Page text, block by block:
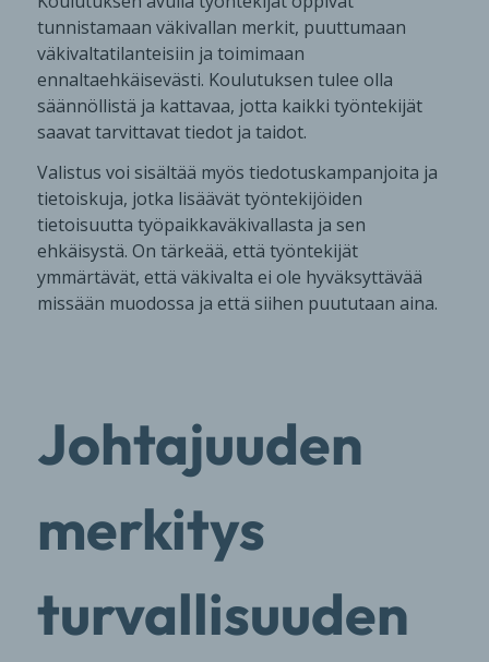
tunnistamaan väkivallan merkit, puuttumaan
väkivaltatilanteisiin ja toimimaan
ennaltaehkäisevästi. Koulutuksen tulee olla
säännöllistä ja kattavaa, jotta kaikki työntekijät
saavat tarvittavat tiedot ja taidot.
Valistus voi sisältää myös tiedotuskampanjoita ja
tietoiskuja, jotka lisäävät työntekijöiden
tietoisuutta työpaikkaväkivallasta ja sen
ehkäisystä. On tärkeää, että työntekijät
ymmärtävät, että väkivalta ei ole hyväksyttävää
missään muodossa ja että siihen puututaan aina.
Johtajuuden
merkitys
turvallisuuden